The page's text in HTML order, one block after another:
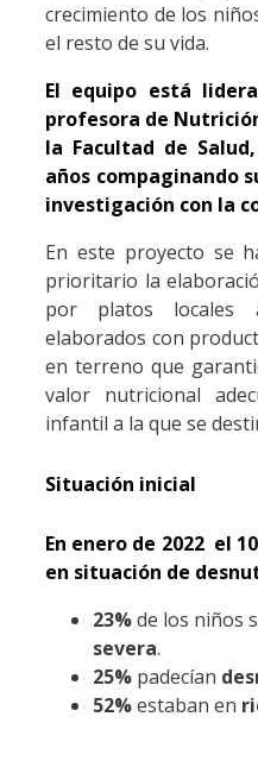
crecimiento de los
el resto de su vida.
El equipo está
profesora de
la Facultad de
años compaginando
investigación con la
En este proyecto se
prioritario la
por platos locales
elaborados con
en terreno que
valor nutricional
infantil a la que se
Situación inicial
En enero de 2022 el
en situación de
23%de los niños
severa.
25% padecían
52%estaban en